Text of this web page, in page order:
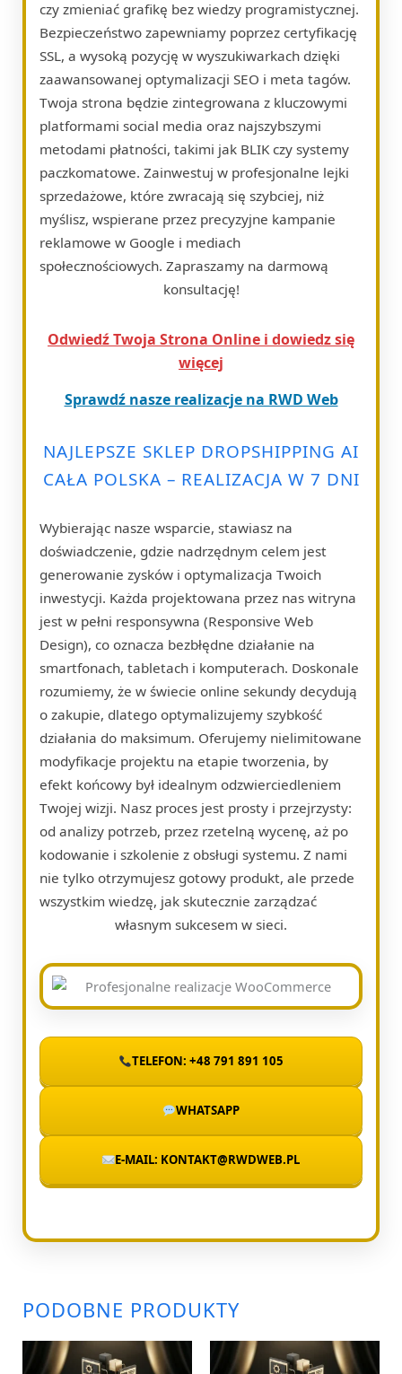
czy zmieniać grafikę bez wiedzy programistycznej.
Bezpieczeństwo zapewniamy poprzez certyfikację
SSL, a wysoką pozycję w wyszukiwarkach dzięki
zaawansowanej optymalizacji SEO i meta tagów.
Twoja strona będzie zintegrowana z kluczowymi
platformami social media oraz najszybszymi
metodami płatności, takimi jak BLIK czy systemy
paczkomatowe. Zainwestuj w profesjonalne lejki
sprzedażowe, które zwracają się szybciej, niż
myślisz, wspierane przez precyzyjne kampanie
reklamowe w Google i mediach
społecznościowych. Zapraszamy na darmową
konsultację!
Odwiedź Twoja Strona Online i dowiedz się
więcej
Sprawdź nasze realizacje na RWD Web
NAJLEPSZE SKLEP DROPSHIPPING AI
CAŁA POLSKA – REALIZACJA W 7 DNI
Wybierając nasze wsparcie, stawiasz na
doświadczenie, gdzie nadrzędnym celem jest
generowanie zysków i optymalizacja Twoich
inwestycji. Każda projektowana przez nas witryna
jest w pełni responsywna (Responsive Web
Design), co oznacza bezbłędne działanie na
smartfonach, tabletach i komputerach. Doskonale
rozumiemy, że w świecie online sekundy decydują
o zakupie, dlatego optymalizujemy szybkość
działania do maksimum. Oferujemy nielimitowane
modyfikacje projektu na etapie tworzenia, by
efekt końcowy był idealnym odzwierciedleniem
Twojej wizji. Nasz proces jest prosty i przejrzysty:
od analizy potrzeb, przez rzetelną wycenę, aż po
kodowanie i szkolenie z obsługi systemu. Z nami
nie tylko otrzymujesz gotowy produkt, ale przede
wszystkim wiedzę, jak skutecznie zarządzać
własnym sukcesem w sieci.
TELEFON: +48 791 891 105
WHATSAPP
E-MAIL: KONTAKT@RWDWEB.PL
PODOBNE PRODUKTY